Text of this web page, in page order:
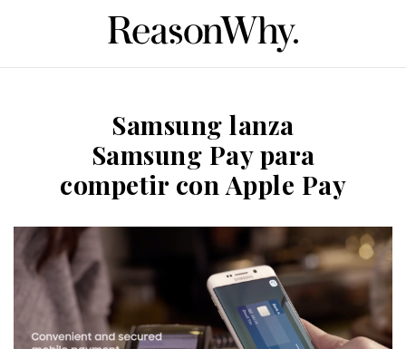
Samsung lanza
Samsung Pay para
competir con Apple Pay